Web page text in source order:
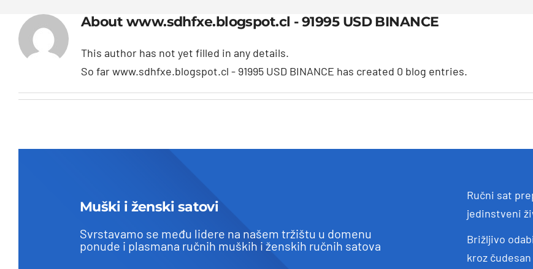
About www.sdhfxe.blogspot.cl - 91995 USD BINANCE
This author has not yet filled in any details.
So far www.sdhfxe.blogspot.cl - 91995 USD BINANCE has created 0 blog entries.
Muški i ženski satovi
Svrstavamo se među lidere na našem tržištu u domenu
ponude i plasmana ručnih muških i ženskih ručnih satova
Ručni sat
jedinstveni
Brižljivo
kroz